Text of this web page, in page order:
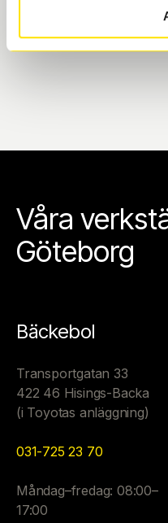
vi till att de uppfyller
Våra
Göteborg
Bäckebol
Transportgatan 33
422 46 Hisings-Backa
(i Toyotas anläggning)
031-725 23 70
Måndag–fredag: 08:00–
17:00